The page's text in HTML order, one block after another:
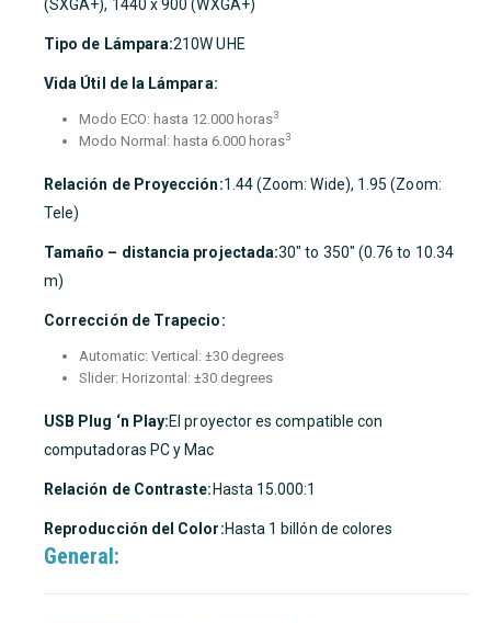
(SXGA+), 1440 x 900 (WXGA+)
Tipo de Lámpara:210W UHE
Vida Útil de la Lámpara:
Modo ECO: hasta 12.000 horas3
Modo Normal: hasta 6.000 horas3
Relación de Proyección:1.44 (Zoom: Wide), 1.95 (Zoom:
Tele)
Tamaño – distancia projectada:30″ to 350″ (0.76 to 10.34
m)
Corrección de Trapecio:
Automatic: Vertical: ±30 degrees
Slider: Horizontal: ±30 degrees
USB Plug ‘n Play:El proyector es compatible con
computadoras PC y Mac
Relación de Contraste: Hasta 15.000:1
Reproducción del Color:Hasta 1 billón de colores
General: